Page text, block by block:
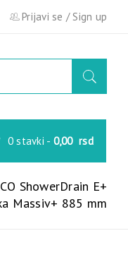
Prijavi se /Sign up
0 stavki - 0,00 rsd
ShowerDrain E+
Massiv+ 885 mm